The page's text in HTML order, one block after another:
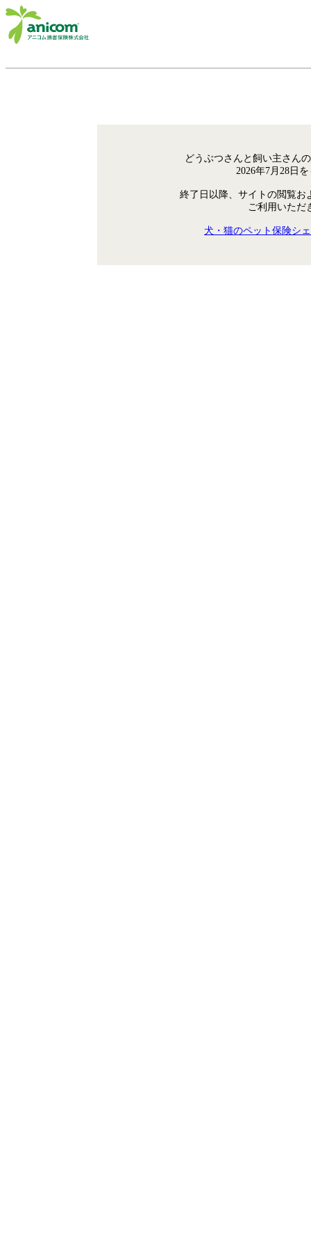
どうぶつさんと飼い主さん
2026年7月28日
終了日以降、サイトの閲覧お
ご利用いただ
犬・猫のペット保険シ